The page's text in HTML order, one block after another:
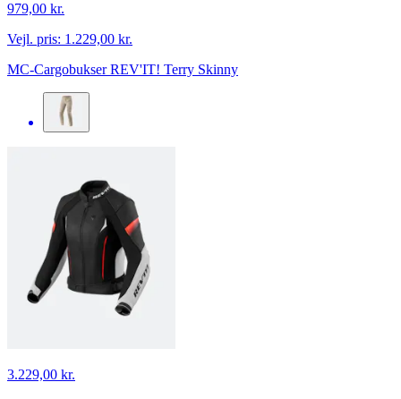
979,00 kr.
Vejl. pris: 1.229,00 kr.
MC-Cargobukser REV'IT! Terry Skinny
3.229,00 kr.